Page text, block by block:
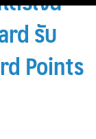
รับ
Points